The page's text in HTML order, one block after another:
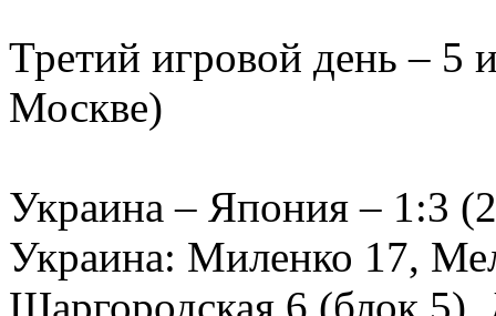
Третий игровой день –
Москве)
Украина – Япония – 1:3
Украина: Миленко 17,